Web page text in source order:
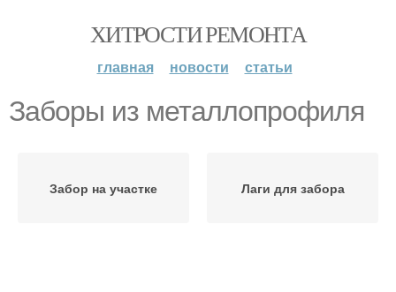
ХИТРОСТИ РЕМОНТА
главная новости статьи
Заборы из металлопрофиля
Забор на участке Лаги для забора